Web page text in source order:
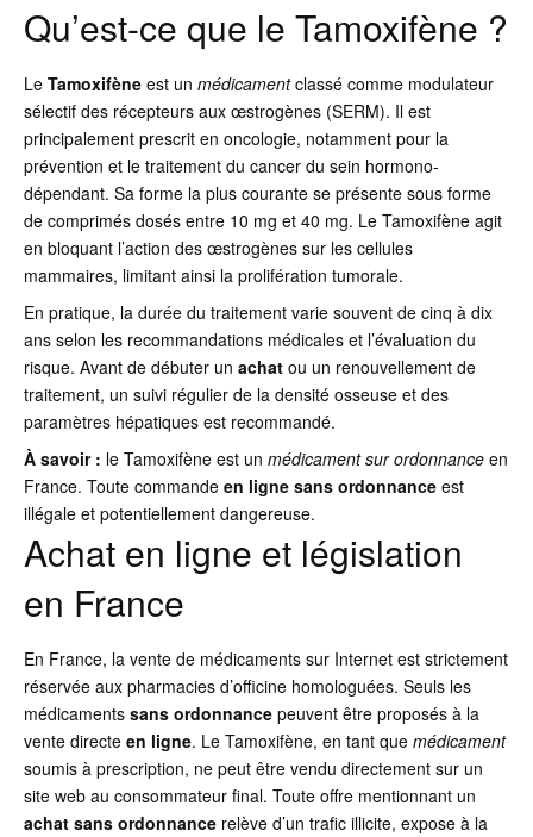
Qu’est-ce que le Tamoxifène ?
Le Tamoxifène est un médicamentclassé comme modulateur
sélectif des récepteurs aux œstrogènes (SERM). Il est
principalement prescrit en oncologie, notamment pour la
prévention et le traitement du cancer du sein hormono-
dépendant. Sa forme la plus courante se présente sous forme
de comprimés dosés entre 10 mg et 40 mg. Le Tamoxifène agit
en bloquant l’action des œstrogènes sur les cellules
mammaires, limitant ainsi la prolifération tumorale.
En pratique, la durée du traitement varie souvent de cinq à dix
ans selon les recommandations médicales et l’évaluation du
risque. Avant de débuter un achat ou un renouvellement de
traitement, un suivi régulier de la densité osseuse et des
paramètres hépatiques est recommandé.
À savoir : le Tamoxifène est un médicament sur ordonnance en
France. Toute commande en ligne sans ordonnance est
illégale et potentiellement dangereuse.
Achat en ligne et législation
en France
En France, la vente de médicaments sur Internet est strictement
réservée aux pharmacies d’officine homologuées. Seuls les
médicaments sans ordonnance peuvent être proposés à la
vente directe en ligne. Le Tamoxifène, en tant que médicament
soumis à prescription, ne peut être vendu directement sur un
site web au consommateur final. Toute offre mentionnant un
achat sans ordonnance relève d’un trafic illicite, expose à la